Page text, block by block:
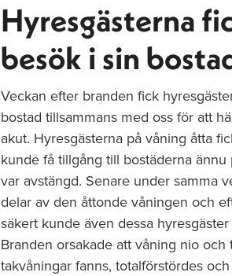
Hyresgästerna
besök i sin
Veckan efter branden fick
bostad tillsammans med oss för att
akut. Hyresgästerna på våning åtta
kunde få tillgång till bostäderna
var avstängd. Senare under samma
delar av den åttonde våningen och
säkert kunde även dessa
Branden orsakade att våning nio
takvåningar fanns, totalförstördes